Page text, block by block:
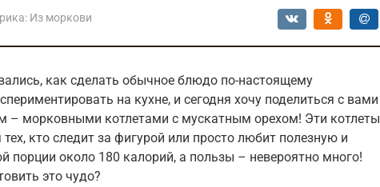
Из моркови
как сделать обычное блюдо по-настоящему
на кухне, и сегодня хочу поделиться с вами
морковными котлетами с мускатным орехом! Эти котлеты
кто следит за фигурой или просто любит полезную и
порции около 180 калорий, а пользы – невероятно много!
это чудо?